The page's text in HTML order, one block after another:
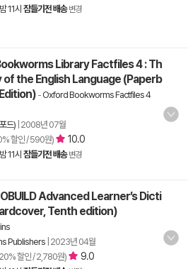
밤 11시 잠들기전 배송 변경
Library Factfiles 4 : Th
of the English Language (Paperb
-Oxford Bookworms Factfiles 4
드) 2008년 07월
할인 / 590원) 10.0
밤 11시 잠들기전 배송 변경
Advanced Learner’s Dicti
Tenth edition)
Publishers 2023년 04월
할인 / 2,780원) 9.0